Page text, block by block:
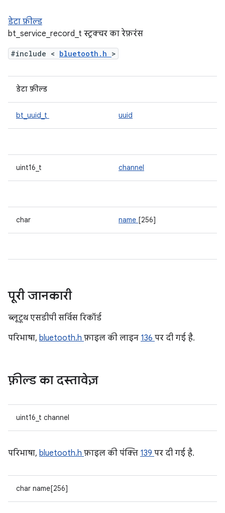
डेटा फ़ील्ड
bt_service_record_t स्ट्रक्चर का रेफ़रंस
#include < bluetooth.h >
डेटा फ़ील्ड
bt_uuid_t uuid
uint16_t channel
char name [256]
पूरी जानकारी
ब्लूटूथ एसडीपी सर्विस रिकॉर्ड
परिभाषा, bluetooth.h फ़ाइल की लाइन 136 पर दी गई है.
फ़ील्ड का दस्तावेज़
uint16_t channel
परिभाषा, bluetooth.h फ़ाइल की पंक्ति 139 पर दी गई है.
char name[256]